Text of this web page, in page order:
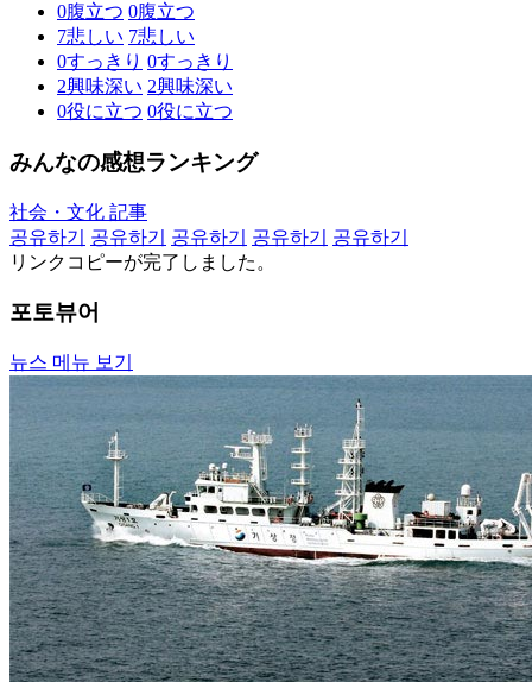
0腹立つ 0腹立つ
7悲しい 7悲しい
0すっきり 0すっきり
2興味深い 2興味深い
0役に立つ 0役に立つ
みんなの感想ランキング
社会・文化 記事
공유하기
공유하기 공유하기 공유하기
공유하기
リンクコピーが完了しました。
포토뷰어
뉴스 메뉴 보기